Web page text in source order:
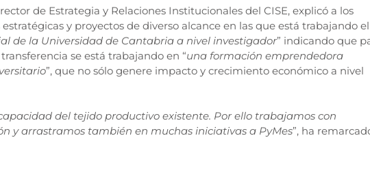
de Estrategia y Relaciones Institucionales del CISE, explicó a los
y proyectos de diverso alcance en las que está trabajando el
de la Universidad de Cantabria a nivel investigador” indicando que
se está trabajando en “una formación emprendedora
”, que no sólo genere impacto y crecimiento económico a nivel
del tejido productivo existente. Por ello trabajamos con
y arrastramos también en muchas iniciativas a PyMes”, ha